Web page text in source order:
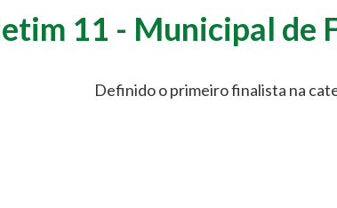
11 - Municipal de
Definido o primeiro finalista na